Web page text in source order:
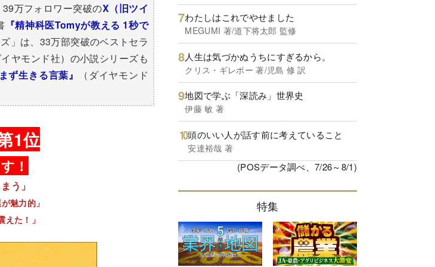
万フォロワー突破の​X（旧ツイ
『精神科医Tomyが教える 1秒で
」は、33万部突破のベストセラ
イヤモンド社）の小説シリーズも
ず生きる言葉』
（ダイヤモンド
1位
！
う」
魅力的」
えた！」
わたしはこれでやせました
MEGUMI 著/道下将太郎 監修
人生は気づかぬうちにすぎるから。
クリス・ギレボー 著/児島 修 訳
地図で学ぶ「深読み」世界史
伊藤 敏 著
頭のいい人が話す前に考えていること
安達裕哉 著
(POSデータ調べ、7/26～8/1)
特集